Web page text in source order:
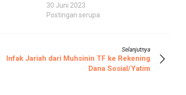
30 Juni 2023
Postingan serupa
Selanjutnya
Infak Jariah dari Muhsinin TF ke Rekening
Dana Sosial/Yatim